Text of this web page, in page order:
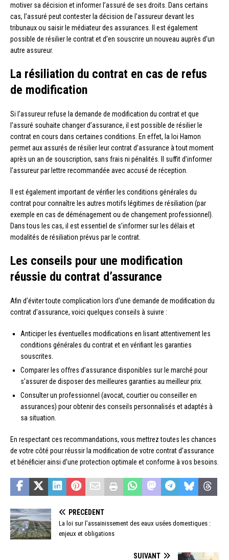
motiver sa décision et informer l’assuré de ses droits. Dans certains
cas, l’assuré peut contester la décision de l’assureur devant les
tribunaux ou saisir le médiateur des assurances. Il est également
possible de résilier le contrat et d’en souscrire un nouveau auprès d’un
autre assureur.
La résiliation du contrat en cas de refus
de modification
Si l’assureur refuse la demande de modification du contrat et que
l’assuré souhaite changer d’assurance, il est possible de résilier le
contrat en cours dans certaines conditions. En effet, la loi Hamon
permet aux assurés de résilier leur contrat d’assurance à tout moment
après un an de souscription, sans frais ni pénalités. Il suffit d’informer
l’assureur par lettre recommandée avec accusé de réception.
Il est également important de vérifier les conditions générales du
contrat pour connaître les autres motifs légitimes de résiliation (par
exemple en cas de déménagement ou de changement professionnel).
Dans tous les cas, il est essentiel de s’informer sur les délais et
modalités de résiliation prévus par le contrat.
Les conseils pour une modification
réussie du contrat d’assurance
Afin d’éviter toute complication lors d’une demande de modification du
contrat d’assurance, voici quelques conseils à suivre :
Anticiper les éventuelles modifications en lisant attentivement les
conditions générales du contrat et en vérifiant les garanties
souscrites.
Comparer les offres d’assurance disponibles sur le marché pour
s’assurer de disposer des meilleures garanties au meilleur prix.
Consulter un professionnel (avocat, courtier ou conseiller en
assurances) pour obtenir des conseils personnalisés et adaptés à
sa situation.
En respectant ces recommandations, vous mettrez toutes les chances
de votre côté pour réussir la modification de votre contrat d’assurance
et bénéficier ainsi d’une protection optimale et conforme à vos besoins.
PRÉCÉDENT
La loi sur l’assainissement des eaux usées domestiques :
enjeux et obligations
SUIVANT